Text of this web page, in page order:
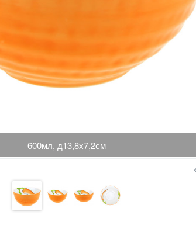
600мл, д13,8х7,2см